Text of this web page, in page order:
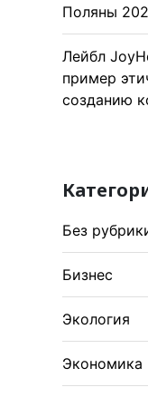
Поляны
Лейбл
пример
созданию
Без
Бизнес
Экология
Экономика